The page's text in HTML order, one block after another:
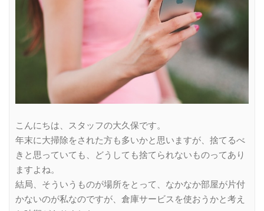
こんにちは、スタッフの大久保です。
年末に大掃除をされた方も多いかと思いますが、捨てるべ
きと思っていても、どうしても捨てられないものってあり
ますよね。
結局、そういうものが場所をとって、なかなか部屋が片付
かないのが私なのですが、倉庫サービスを使おうかと考え